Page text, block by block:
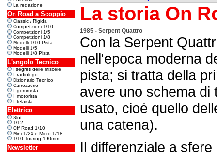
La redazione
On Road a Scoppio
Classic / Rigida
Competizioni 1/10
Competizioni 1/5
Competizioni 1/8
Modelli 1/10 Pista
Modelli 1/5
Modelli 1/8 Pista
L'angolo Tecnico
I segreti delle miscele
Il radiologo
Dizionario Tecnico
Carrozzerie
Il gommista
Il motorista
Il telaista
Elettrico
Slot
1/12
Off Road 1/10
Mini 1/24 e Micro 1/18
1/10 Touring 190mm
Newsletter
La storia On
1985 - Serpent Quattro
Con la Serpent
nell'epoca moderna
pista; si tratta della
avere uno schema di
usato, cioè quello
una catena).
Il differenziale a